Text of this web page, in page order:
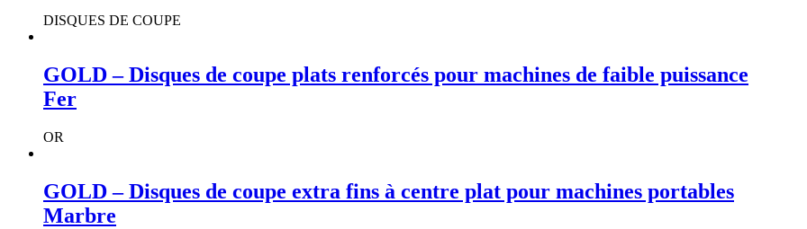
DISQUES DE COUPE
GOLD – Disques de coupe plats renforcés pour machines de faible puissance
Fer
OR
GOLD – Disques de coupe extra fins à centre plat pour machines portables
Marbre